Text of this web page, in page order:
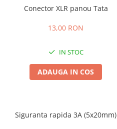
Conector XLR panou Tata
13,00 RON
IN STOC
ADAUGA IN COS
Siguranta rapida 3A (5x20mm)